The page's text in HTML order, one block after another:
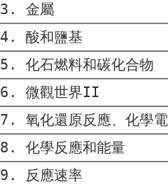
3. 金屬
4. 酸和鹽基
5. 化石燃料和碳化合物
6. 微觀世界II
7. 氧化還原反應、化學
8. 化學反應和能量
9. 反應速率